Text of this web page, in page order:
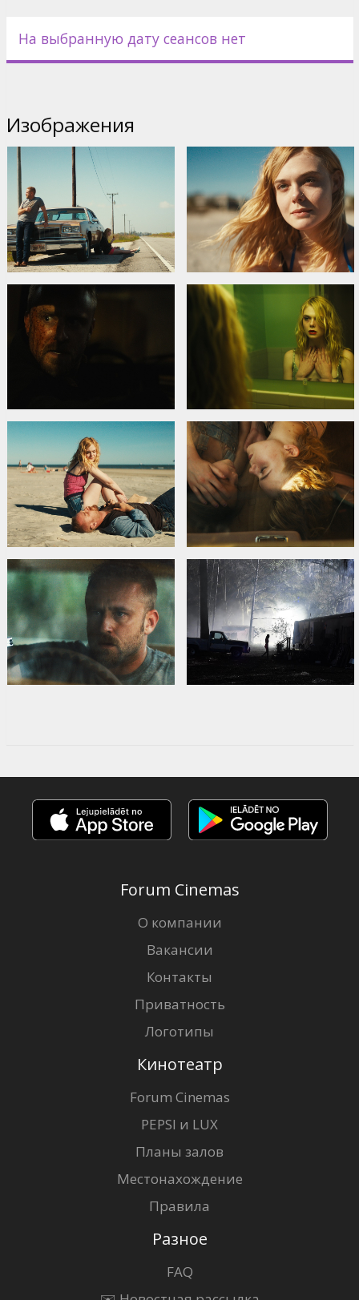
На выбранную дату сеансов нет
Изображения
Forum Cinemas
О компании
Вакансии
Контакты
Приватность
Логотипы
Кинотеатр
Forum Cinemas
PEPSI и LUX
Планы залов
Местонахождение
Правила
Разное
FAQ